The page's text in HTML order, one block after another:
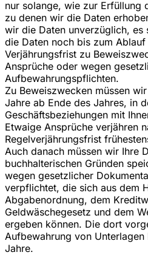
nur solange, wie zur Erfüllung
zu denen wir die Daten
wir die Daten unverzüglich, es
die Daten noch bis zum
Verjährungsfrist zu
Ansprüche oder wegen
Aufbewahrungspflichten.
Zu Beweiszwecken müssen
Jahre ab Ende des Jahres, in
Geschäftsbeziehungen mit
Etwaige Ansprüche verjähren
Regelverjährungsfrist
Auch danach müssen wir Ihre
buchhalterischen Gründen
wegen gesetzlicher
verpflichtet, die sich aus dem
Abgabenordnung, dem
Geldwäschegesetz und dem
ergeben können. Die dort
Aufbewahrung von
Jahre.